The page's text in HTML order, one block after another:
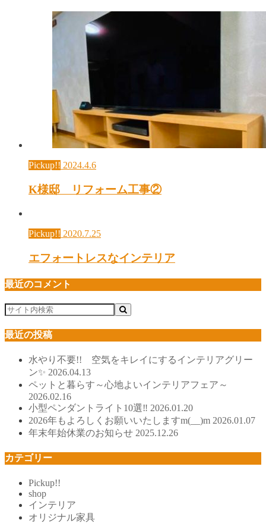
Pickup!! 2024.4.6
K様邸 リフォーム工事②
Pickup!! 2020.7.25
エフォートレスなインテリア
最近のコメント
最近の投稿
水やり不要!! 空気をキレイにするインテリアグリー
ン✨ 2026.04.13
ペットと暮らす～心地よいインテリアフェア～
2026.02.16
小型ペンダントライト10選‼ 2026.01.20
2026年もよろしくお願いいたしますm(__)m 2026.01.07
年末年始休業のお知らせ 2025.12.26
カテゴリー
Pickup!!
shop
インテリア
オリジナル家具